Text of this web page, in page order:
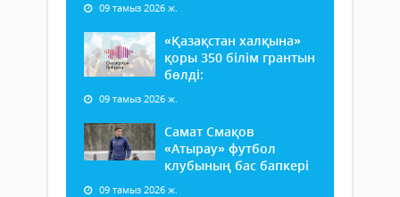
09 тамыз 2026 ж.
«Қазақстан халқына»
қоры 350 білім грантын
бөлді:
09 тамыз 2026 ж.
Самат Смақов
«Атырау» футбол
клубының бас бапкері
09 тамыз 2026 ж.